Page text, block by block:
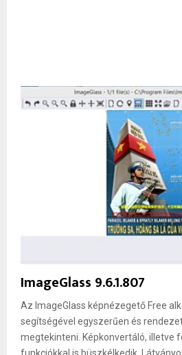
ImageGlass 9.6.1.807
Az ImageGlass képnézegető Free
segítségével egyszerűen és
megtekinteni. Képkonvertáló, illetve
funkciókkal is büszkélkedik.